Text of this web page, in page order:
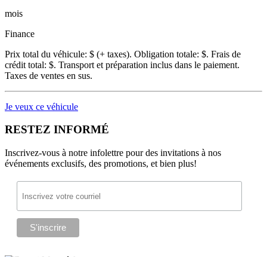
mois
Finance
Prix total du véhicule: $ (+ taxes). Obligation totale: $. Frais de
crédit total: $. Transport et préparation inclus dans le paiement.
Taxes de ventes en sus.
Je veux ce véhicule
RESTEZ INFORMÉ
Inscrivez-vous à notre infolettre pour des invitations à nos
événements exclusifs, des promotions, et bien plus!